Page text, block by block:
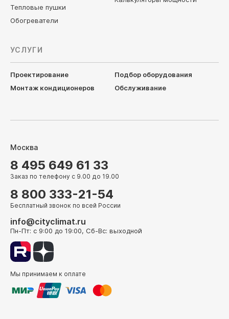
Тепловые пушки
Обогреватели
УСЛУГИ
Проектирование
Подбор оборудования
Монтаж кондиционеров
Обслуживание
Москва
8 495 649 61 33
Заказ по телефону с 9.00 до 19.00
8 800 333-21-54
Бесплатный звонок по всей России
info@cityclimat.ru
Пн-Пт: с 9:00 до 19:00, Сб-Вс: выходной
Мы принимаем к оплате